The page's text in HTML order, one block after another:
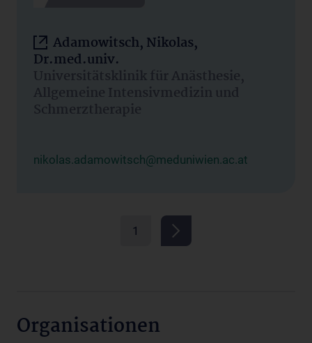
Adamowitsch, Nikolas,
Dr.med.univ.
Universitätsklinik für Anästhesie,
Allgemeine Intensivmedizin und
Schmerztherapie
nikolas.adamowitsch@meduniwien.ac.at
1
Organisationen